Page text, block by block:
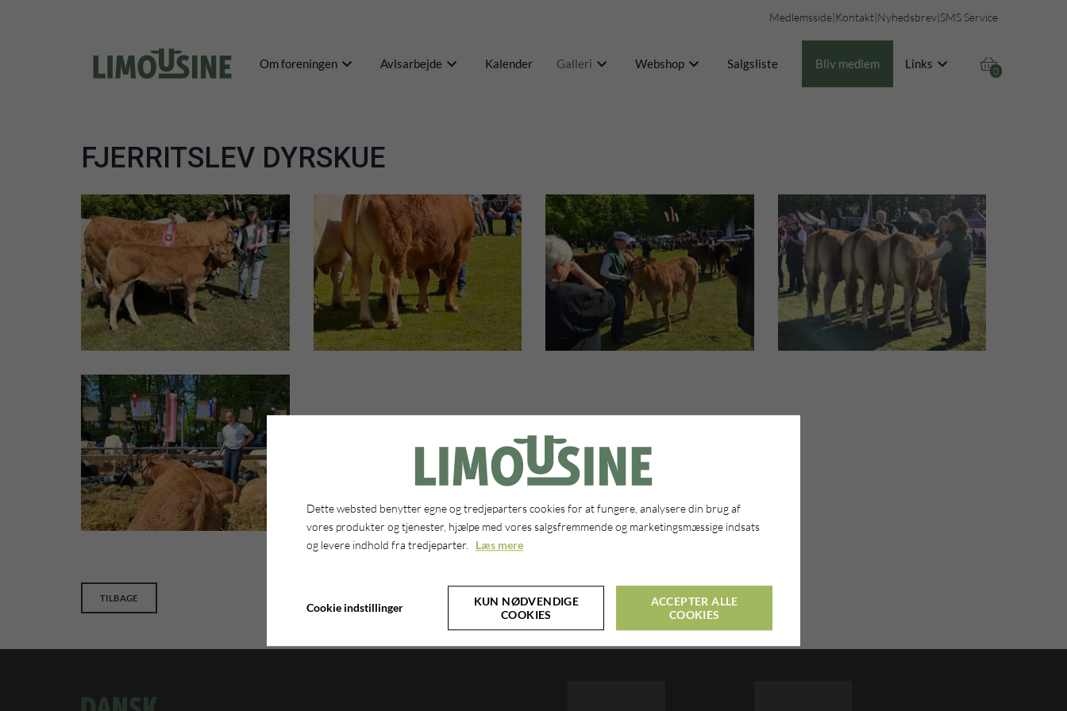
Medlemsside|Kontakt|Nyhedsbrev|SMS Service

0
Om foreningen Avlsarbejde Kalender Galleri Webshop Salgsliste Bliv medlem Links
FJERRITSLEV DYRSKUE
TILBAGE
Dette websted benytter egne og tredjeparters cookies for at fungere, analysere din brug af
vores produkter og tjenester, hjælpe med vores salgsfremmende og marketingsmæssige indsats
og levere indhold fra tredjeparter. Læs mere
Cookie indstillinger
KUN NØDVENDIGE
COOKIES
ACCEPTER ALLE
COOKIES